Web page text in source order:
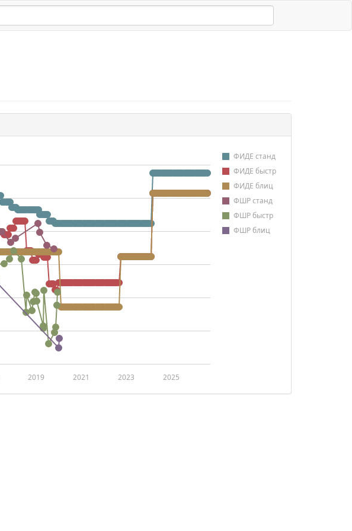
ФИДЕ станд
ФИДЕ быстр
ФИДЕ блиц
ФШР станд
ФШР быстр
ФШР блиц
2019 2021 2023 2025